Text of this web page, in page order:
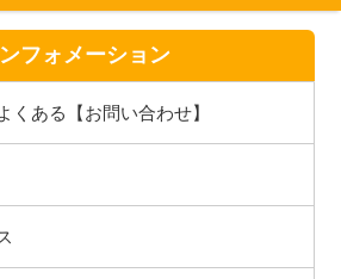
フォメーション
くある【お問い合わせ】